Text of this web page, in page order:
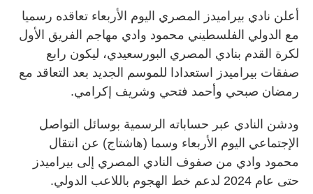
أعلن نادي بيراميدز المصري اليوم الأربعاء تعاقده رسميا
مع الدولي الفلسطيني محمود وادي مهاجم الفريق الأول
لكرة القدم بنادي المصري البورسعيدي، ليكون رابع
صفقات بيراميدز استعدادا للموسم الجديد بعد التعاقد مع
رمضان صبحي وأحمد فتحي وشريف إكرامي.
ودشن النادي عبر حساباته الرسمية بوسائل التواصل
الإجتماعي اليوم الأربعاء وسما (هاشتاج) عن انتقال
محمود وادي من صفوف النادي المصري إلى بيراميدز
حتى عام 2024 لدعم خط الهجوم باللاعب الدولي.